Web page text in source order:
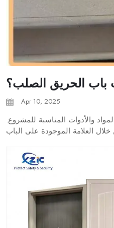
باب الحريق الصلب؟
Apr 10, 2025
1. اختر المواد والأدوات المناسبة للمشروع.
العلامة الموجودة على الباب
السفلية، أو طباعته على المفصلة...